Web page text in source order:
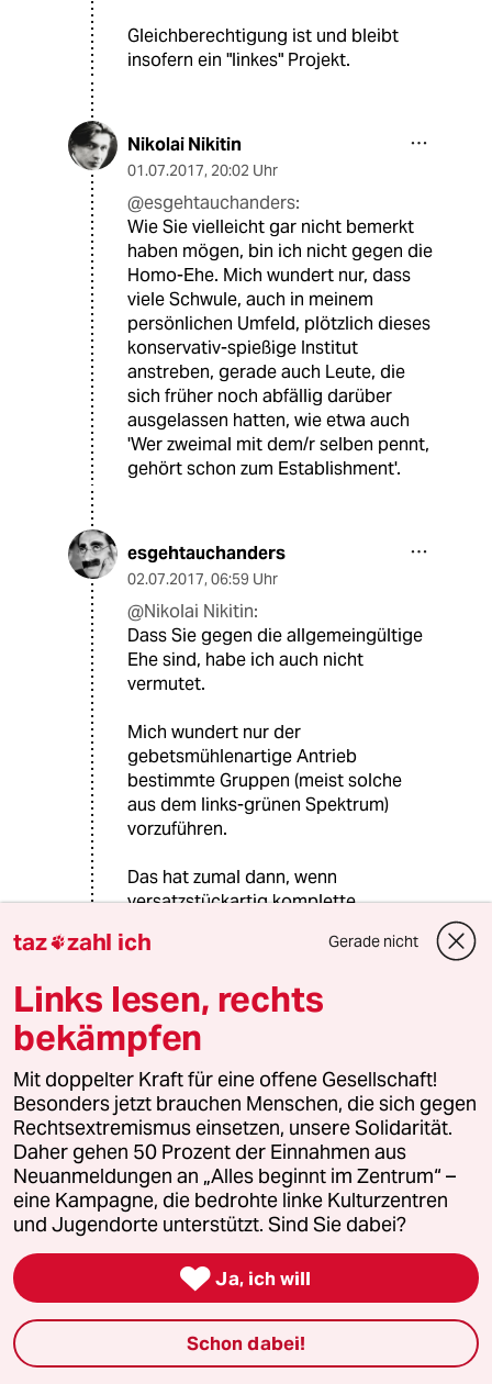
Gleichberechtigung ist und bleibt
insofern ein "linkes" Projekt.
Nikolai Nikitin
01.07.2017, 20:02 Uhr
@esgehtauchanders:
Wie Sie vielleicht gar nicht bemerkt
haben mögen, bin ich nicht gegen die
Homo-Ehe. Mich wundert nur, dass
viele Schwule, auch in meinem
persönlichen Umfeld, plötzlich dieses
konservativ-spießige Institut
anstreben, gerade auch Leute, die
sich früher noch abfällig darüber
ausgelassen hatten, wie etwa auch
'Wer zweimal mit dem/r selben pennt,
gehört schon zum Establishment'.
esgehtauchanders
02.07.2017, 06:59 Uhr
@Nikolai Nikitin:
Dass Sie gegen die allgemeingültige
Ehe sind, habe ich auch nicht
vermutet.
Mich wundert nur der
gebetsmühlenartige Antrieb
bestimmte Gruppen (meist solche
aus dem links-grünen Spektrum)
vorzuführen.
Das hat zumal dann, wenn
versatzstückartig komplette
kopiert werden, doch einen sehr
Fördert auch nicht die
Glaubwürdigkeit.
Trotzdem schönen Sonntag!
Nikolai Nikitin
02.07.2017,08:15 Uhr
@esgehtauchanders:
Wie Sie ebenfalls nicht bemerkt
haben mögen, geht es mir
vornehmlich um inhaltliche
Auseinandersetzungen. Ich ordne
mich selbst seit Jahrzehnten dem
linken Spektrum zu, stelle aber
taz zahl ich Gerade nicht
Links lesen, rechts
bekämpfen
Mit doppelter Kraft für eine offene Gesellschaft!
Besonders jetzt brauchen Menschen, die sich gegen
Rechtsextremismus einsetzen, unsere Solidarität.
Daher gehen 50 Prozent der Einnahmen aus
Neuanmeldungen an „Alles beginnt im Zentrum“ –
eine Kampagne, die bedrohte linke Kulturzentren
und Jugendorte unterstützt. Sind Sie dabei?
 Ja, ich will
Schon dabei!